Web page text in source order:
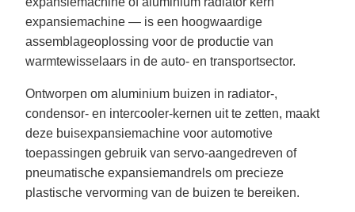
expansiemachine — is een hoogwaardige
assemblageoplossing voor de productie van
warmtewisselaars in de auto- en transportsector.
Ontworpen om aluminium buizen in radiator-,
condensor- en intercooler-kernen uit te zetten, maakt
deze buisexpansiemachine voor automotive
toepassingen gebruik van servo-aangedreven of
pneumatische expansiemandrels om precieze
plastische vervorming van de buizen te bereiken.